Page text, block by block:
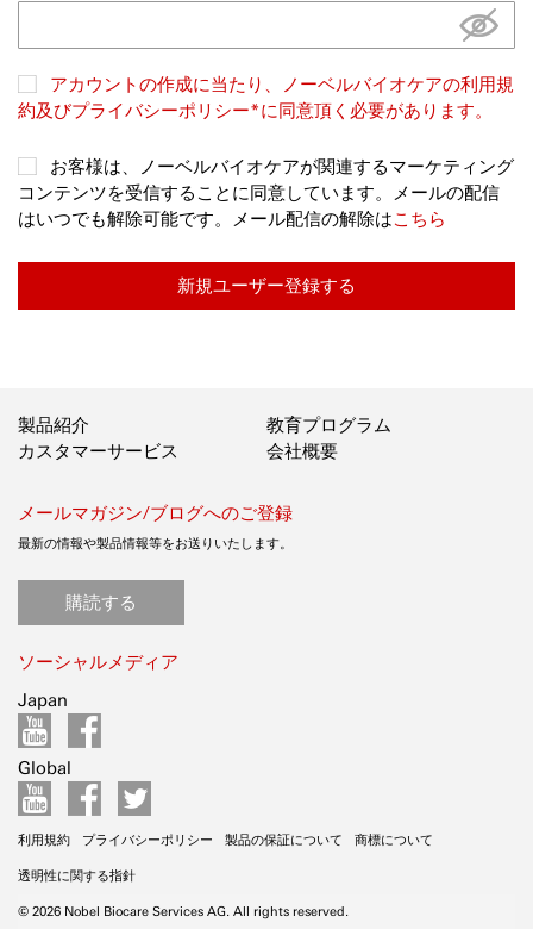
アカウントの作成に当たり、ノーベルバイオケアの利用規
約及びプライバシーポリシー*に同意頂く必要があります。
お客様は、ノーベルバイオケアが関連するマーケティング
コンテンツを受信することに同意しています。メールの配信
はいつでも解除可能です。メール配信の解除はこちら
新規ユーザー登録する
製品紹介
教育プログラム
カスタマーサービス
会社概要
メールマガジン/ブログへのご登録
最新の情報や製品情報等をお送りいたします。
購読する
ソーシャルメディア
Japan
Global
利用規約 プライバシーポリシー 製品の保証について 商標について
透明性に関する指針
© 2026 Nobel Biocare Services AG. All rights reserved.